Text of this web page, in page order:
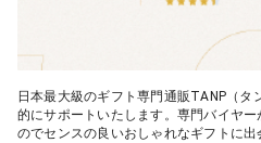
日本最大級のギフト専門通販TANP（タ
的にサポートいたします。専門バイヤ
のでセンスの良いおしゃれなギフトに